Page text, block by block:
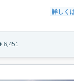
詳しく
6,451